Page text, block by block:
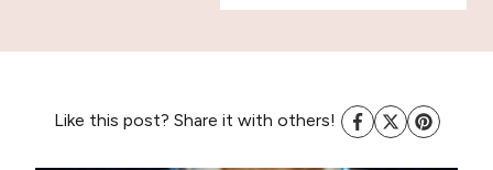
Like this post? Share it with others!